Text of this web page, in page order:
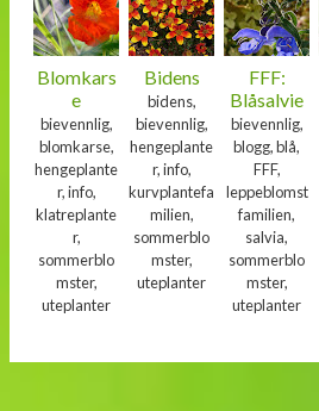
Blomkars
e
bievennlig,
blomkarse,
hengeplante
r, info,
klatreplante
r,
sommerblo
mster,
uteplanter
Bidens
bidens,
bievennlig,
hengeplante
r, info,
kurvplantefa
milien,
sommerblo
mster,
uteplanter
FFF:
Blåsalvie
bievennlig,
blogg, blå,
FFF,
leppeblomst
familien,
salvia,
sommerblo
mster,
uteplanter